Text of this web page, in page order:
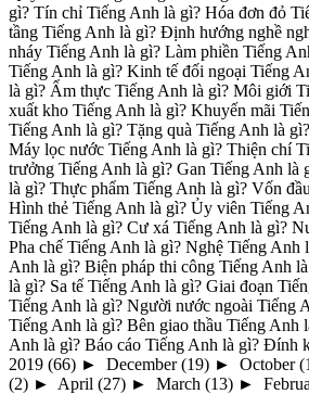
gì? Tín chỉ Tiếng Anh là gì? Hóa đơn đỏ
tầng Tiếng Anh là gì? Định hướng nghề
nháy Tiếng Anh là gì? Làm phiền Tiếng
Tiếng Anh là gì? Kinh tế đối ngoại Tiếng
là gì? Ẩm thực Tiếng Anh là gì? Môi giới
xuất kho Tiếng Anh là gì? Khuyến mãi
Tiếng Anh là gì? Tặng quà Tiếng Anh là
Máy lọc nước Tiếng Anh là gì? Thiện chí
trưởng Tiếng Anh là gì? Gan Tiếng Anh là
là gì? Thực phẩm Tiếng Anh là gì? Vốn
Hình thẻ Tiếng Anh là gì? Ủy viên Tiếng
Tiếng Anh là gì? Cư xá Tiếng Anh là gì?
Pha chế Tiếng Anh là gì? Nghệ Tiếng Anh
Anh là gì? Biện pháp thi công Tiếng Anh
là gì? Sa tế Tiếng Anh là gì? Giai đoạn
Tiếng Anh là gì? Người nước ngoài Tiếng
Tiếng Anh là gì? Bên giao thầu Tiếng Anh
Anh là gì? Báo cáo Tiếng Anh là gì? Đính
2019 (66) ► December (19) ►
(2) ► April (27) ► March (13) ►